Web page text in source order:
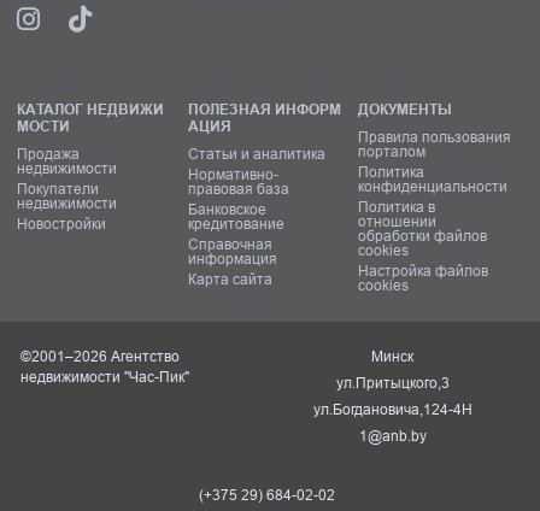
КАТАЛОГ НЕДВИЖИ
МОСТИ
Продажа
недвижимости
Покупатели
недвижимости
Новостройки
ПОЛЕЗНАЯ ИНФОРМ
АЦИЯ
Статьи и аналитика
Нормативно-
правовая база
Банковское
кредитование
Справочная
информация
Карта сайта
ДОКУМЕНТЫ
Правила пользования
порталом
Политика
конфиденциальности
Политика в
отношении
обработки файлов
cookies
Настройка файлов
cookies
©2001–2026 Агентство
недвижимости "Час-Пик"
Минск
ул.Притыцкого,3
ул.Богдановича,124-4Н
1@anb.by
(+375 29) 684-02-02